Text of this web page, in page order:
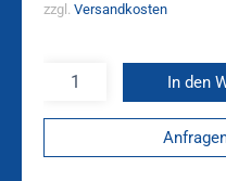
zzgl. Versandkosten
In den